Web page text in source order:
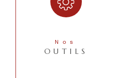
Nos
OUTILS